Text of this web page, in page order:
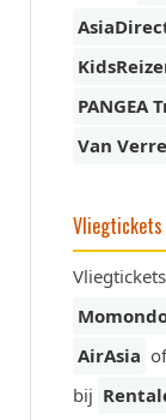
PANGEA
Van Verre
Vliegtickets
AirAsia
bij